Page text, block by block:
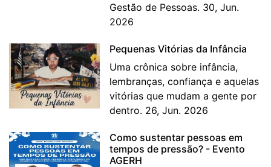
Gestão de Pessoas. 30, Jun.
2026
Pequenas Vitórias da Infância
Uma crônica sobre infância,
lembranças, confiança e aquelas
vitórias que mudam a gente por
dentro. 26, Jun. 2026
Como sustentar pessoas em
tempos de pressão? - Evento
AGERH